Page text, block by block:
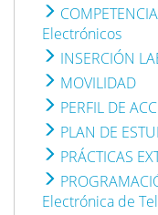
Electrónicos
INSERCIÓN
MOVILIDAD
PERFIL DE
PLAN DE
PRÁCTICAS
Electrónica de